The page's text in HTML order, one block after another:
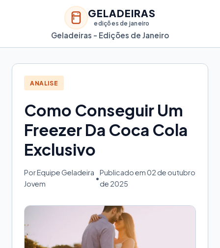
GELADEIRAS
edições de janeiro
Geladeiras - Edições de Janeiro
ANALISE
Como Conseguir Um
Freezer Da Coca Cola
Exclusivo
Por Equipe Geladeira
Jovem
•
Publicado em 02 de outubro
de 2025